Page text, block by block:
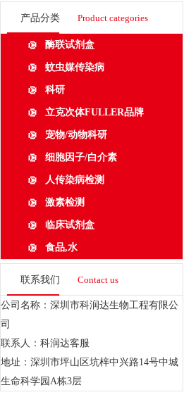
产品分类 Product categories
酶联试剂盒
蚊虫媒传染病
科研
立克次体FULLER品牌
宠物/动物科研
细胞因子/白介素
人传染病检测
激素检测
临床试剂盒
食品,水
联系我们 Contact us
公司名称：深圳市科润达生物工程有限公
司
联系人：科润达客服
地址：深圳市坪山区坑梓中兴路14号中城
生命科学园A栋3层